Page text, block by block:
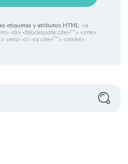
etiquetas y atributos HTML: <a
<b> <blockquote cite=""> <cite>
<em> <i> <q cite=""> <strike>